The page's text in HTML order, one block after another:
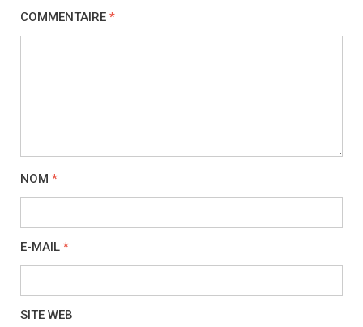
COMMENTAIRE *
NOM *
E-MAIL *
SITE WEB